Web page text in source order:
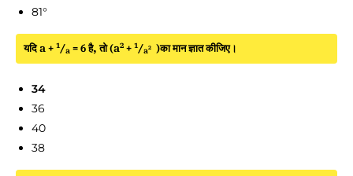
81°
यदि a + 1/a = 6 है, तो (a2 + 1/a2 )का मान ज्ञात कीजिए।
34
36
40
38